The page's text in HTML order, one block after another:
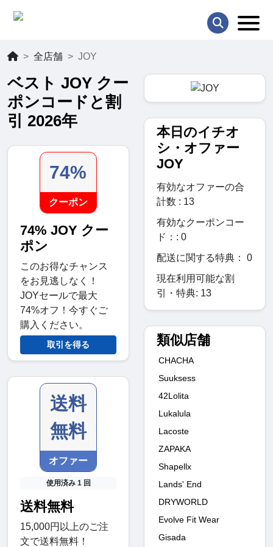
全店舗 JOY
ベスト JOY クー
ポンコードと割
引 2026年
74%
クーポン
74% JOY クー
ポン
このお得なチャンス
をお見逃しなく！
JOYセールで最大
74%オフ！今すぐご
購入ください。
取引を得る
送料
無料
オファー
使用済み 1 回
送料無料
15,000円以上のご注
文で送料無料！
本日のイチオ
シ・オファー
JOY
有効なオファーの合
計数 : 13
有効なクーポンコー
ド：: 0
配送に関する特典： 0
現在利用可能な割
引・特典: 13
類似店舗
CHACHA
Suuksess
42Lolita
Lukalula
Lacoste
ZAPAKA
Shapellx
Lands' End
DRYWORLD
Evolve Fit Wear
Gisada